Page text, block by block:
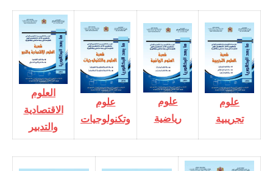
علوم
تجريبية
علوم
رياضية
علوم
وتكنولوجيات
العلوم
الاقتصادية
والتدبير